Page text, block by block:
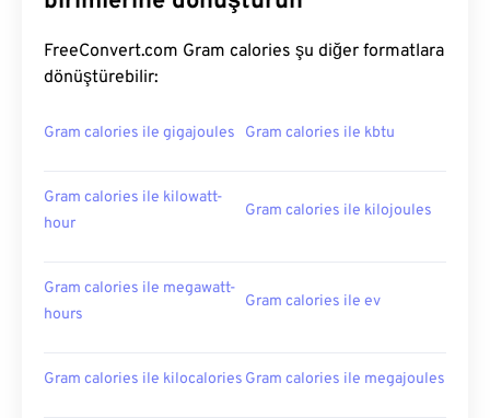
FreeConvert.com Gram calories şu diğer formatlara
dönüştürebilir:
Gram calories ile gigajoules Gram calories ile kbtu
Gram calories ile kilowatt-
hour
Gram calories ile kilojoules
Gram calories ile megawatt-
hours
Gram calories ile ev
Gram calories ile kilocalories Gram calories ile megajoules